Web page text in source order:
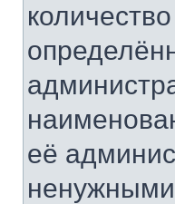
её
ненужными